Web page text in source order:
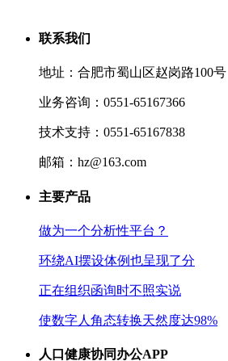
联系我们
地址：合肥市蜀山区赵岗路100号
业务咨询：0551-65167366
技术支持：0551-65167838
邮箱：hz@163.com
主要产品
做为一个分析性平台？
环绕AI摆设体例也呈现了分
正在组织函询时不照实说
使数字人角态转换天然度达98%
人口健康协同办公APP